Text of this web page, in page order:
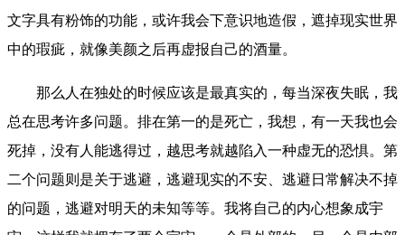
文字具有粉饰的功能，或许我会下意识地造假，遮掉现实世界
中的瑕疵，就像美颜之后再虚报自己的酒量。
那么人在独处的时候应该是最真实的，每当深夜失眠，我
总在思考许多问题。排在第一的是死亡，我想，有一天我也会
死掉，没有人能逃得过，越思考就越陷入一种虚无的恐惧。第
二个问题则是关于逃避，逃避现实的不安、逃避日常解决不掉
的问题，逃避对明天的未知等等。我将自己的内心想象成宇